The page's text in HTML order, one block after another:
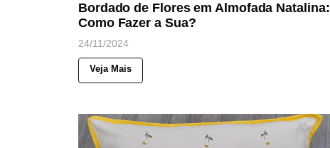
Bordado de Flores em Almofada Natalina:
Como Fazer a Sua?
24/11/2024
Veja Mais